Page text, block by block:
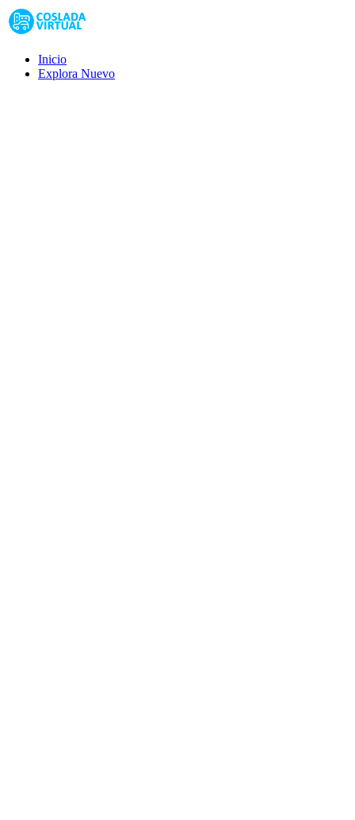
Inicio
Explora Nuevo